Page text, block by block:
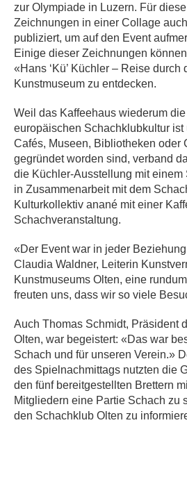
zur Olympiade in Luzern. Für
Zeichnungen in einer Collage
publiziert, um auf den Event
Einige dieser Zeichnungen
«Hans ‘Kü’ Küchler – Reise durch
Kunstmuseum zu entdecken.
Weil das Kaffeehaus wiederum
europäischen Schachklubkultur
Cafés, Museen, Bibliotheken oder
gegründet worden sind, verband
die Küchler-Ausstellung mit einem
in Zusammenarbeit mit dem
Kulturkollektiv anané mit einer
Schachveranstaltung.
«Der Event war in jeder
Claudia Waldner, Leiterin
Kunstmuseums Olten, eine
freuten uns, dass wir so viele
Auch Thomas Schmidt, Präsident
Olten, war begeistert: «Das war
Schach und für unseren Verein.»
des Spielnachmittags nutzten die
den fünf bereitgestellten Brettern
Mitgliedern eine Partie Schach zu
den Schachklub Olten zu